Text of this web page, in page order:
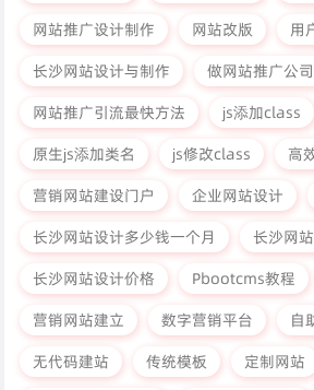
网站推广设计制作
网站改版
用
长沙网站设计与制作
做网站推广公司
网站推广引流最快方法
js添加class
原生js添加类名
js修改class
高
营销网站建设门户
企业网站设计
长沙网站设计多少钱一个月
长沙网
长沙网站设计价格
Pbootcms教程
营销网站建立
数字营销平台
自
无代码建站
传统模板
定制网站